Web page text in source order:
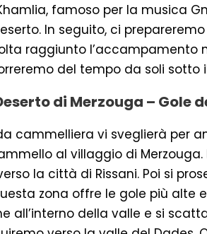
famoso per la musica
In seguito, ci
raggiunto l’accampamento
del tempo da soli sotto
di Merzouga – Gole
cammelliera vi sveglierà per
al villaggio di
la città di Rissani. Poi si
zona offre le gole più alte
all’interno della valle e si